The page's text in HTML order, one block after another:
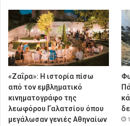
«Ζαΐρα»: Η ιστορία πίσω
από τον εμβληματικό
κινηματογράφο της
λεωφόρου Γαλατσίου όπου
μεγάλωσαν γενιές Αθηναίων